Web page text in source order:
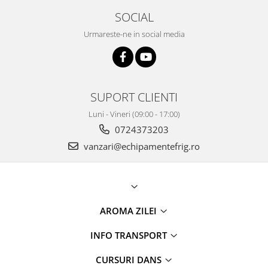
SOCIAL
Urmareste-ne in social media
SUPORT CLIENTI
Luni - Vineri (09:00 - 17:00)
0724373203
vanzari@echipamentefrig.ro
AROMA ZILEI
INFO TRANSPORT
CURSURI DANS